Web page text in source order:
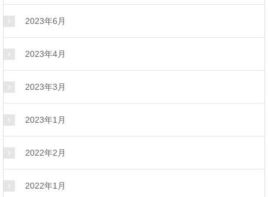
2023年6月
2023年4月
2023年3月
2023年1月
2022年2月
2022年1月